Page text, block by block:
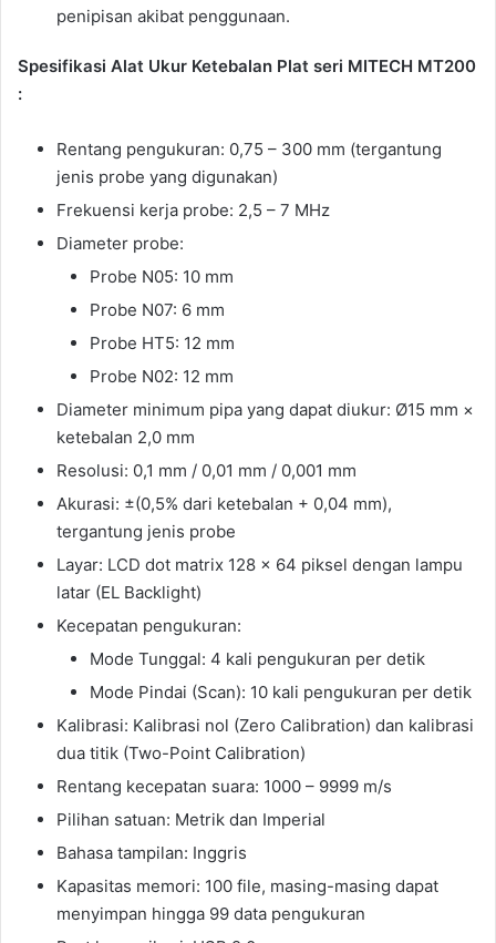
penipisan akibat penggunaan.
Spesifikasi Alat Ukur Ketebalan Plat seri MITECH MT200
:
Rentang pengukuran: 0,75 – 300 mm (tergantung
jenis probe yang digunakan)
Frekuensi kerja probe: 2,5 – 7 MHz
Diameter probe:
Probe N05: 10 mm
Probe N07: 6 mm
Probe HT5: 12 mm
Probe N02: 12 mm
Diameter minimum pipa yang dapat diukur: Ø15 mm ×
ketebalan 2,0 mm
Resolusi: 0,1 mm / 0,01 mm / 0,001 mm
Akurasi: ±(0,5% dari ketebalan + 0,04 mm),
tergantung jenis probe
Layar: LCD dot matrix 128 × 64 piksel dengan lampu
latar (EL Backlight)
Kecepatan pengukuran:
Mode Tunggal: 4 kali pengukuran per detik
Mode Pindai (Scan): 10 kali pengukuran per detik
Kalibrasi: Kalibrasi nol (Zero Calibration) dan kalibrasi
dua titik (Two-Point Calibration)
Rentang kecepatan suara: 1000 – 9999 m/s
Pilihan satuan: Metrik dan Imperial
Bahasa tampilan: Inggris
Kapasitas memori: 100 file, masing-masing dapat
menyimpan hingga 99 data pengukuran